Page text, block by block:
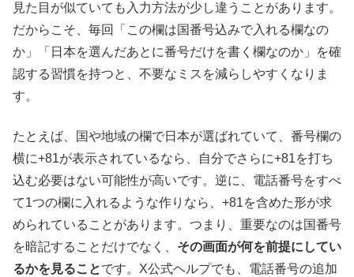
見た目が似ていても入力方法が少し違うことがあります。
だからこそ、毎回「この欄は国番号込みで入れる欄なの
か」「日本を選んだあとに番号だけを書く欄なのか」を確
認する習慣を持つと、不要なミスを減らしやすくなりま
す。
たとえば、国や地域の欄で日本が選ばれていて、番号欄の
横に+81が表示されているなら、自分でさらに+81を打ち
込む必要はない可能性が高いです。逆に、電話番号をすべ
て1つの欄に入れるような作りなら、+81を含めた形が求
められていることがあります。つまり、重要なのは国番号
を暗記することだけでなく、 その画面が何を前提にしてい
るかを見ることです。X公式ヘルプでも、電話番号の追加